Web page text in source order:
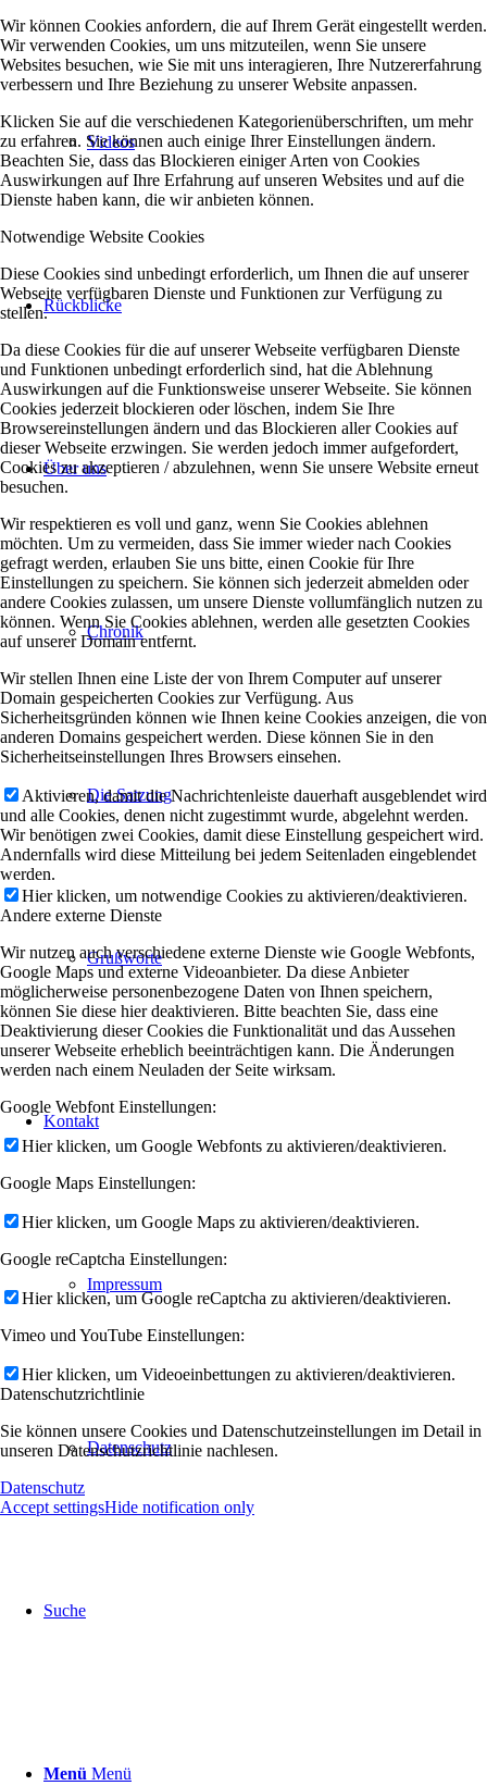
Videos
Rückblicke
Über uns
Chronik
Die Satzung
Grußworte
Kontakt
Impressum
Datenschutz
Suche
Menü Menü
Wir können Cookies anfordern, die auf Ihrem Gerät eingestellt werden.
Wir verwenden Cookies, um uns mitzuteilen, wenn Sie unsere
Websites besuchen, wie Sie mit uns interagieren, Ihre Nutzererfahrung
verbessern und Ihre Beziehung zu unserer Website anpassen.
Klicken Sie auf die verschiedenen Kategorienüberschriften, um mehr
zu erfahren. Sie können auch einige Ihrer Einstellungen ändern.
Beachten Sie, dass das Blockieren einiger Arten von Cookies
Auswirkungen auf Ihre Erfahrung auf unseren Websites und auf die
Dienste haben kann, die wir anbieten können.
Notwendige Website Cookies
Diese Cookies sind unbedingt erforderlich, um Ihnen die auf unserer
Webseite verfügbaren Dienste und Funktionen zur Verfügung zu
stellen.
Da diese Cookies für die auf unserer Webseite verfügbaren Dienste
und Funktionen unbedingt erforderlich sind, hat die Ablehnung
Auswirkungen auf die Funktionsweise unserer Webseite. Sie können
Cookies jederzeit blockieren oder löschen, indem Sie Ihre
Browsereinstellungen ändern und das Blockieren aller Cookies auf
dieser Webseite erzwingen. Sie werden jedoch immer aufgefordert,
Cookies zu akzeptieren / abzulehnen, wenn Sie unsere Website erneut
besuchen.
Wir respektieren es voll und ganz, wenn Sie Cookies ablehnen
möchten. Um zu vermeiden, dass Sie immer wieder nach Cookies
gefragt werden, erlauben Sie uns bitte, einen Cookie für Ihre
Einstellungen zu speichern. Sie können sich jederzeit abmelden oder
andere Cookies zulassen, um unsere Dienste vollumfänglich nutzen zu
können. Wenn Sie Cookies ablehnen, werden alle gesetzten Cookies
auf unserer Domain entfernt.
Wir stellen Ihnen eine Liste der von Ihrem Computer auf unserer
Domain gespeicherten Cookies zur Verfügung. Aus
Sicherheitsgründen können wie Ihnen keine Cookies anzeigen, die von
anderen Domains gespeichert werden. Diese können Sie in den
Sicherheitseinstellungen Ihres Browsers einsehen.
Aktivieren, damit die Nachrichtenleiste dauerhaft ausgeblendet wird
und alle Cookies, denen nicht zugestimmt wurde, abgelehnt werden.
Wir benötigen zwei Cookies, damit diese Einstellung gespeichert wird.
Andernfalls wird diese Mitteilung bei jedem Seitenladen eingeblendet
werden.
Hier klicken, um notwendige Cookies zu aktivieren/deaktivieren.
Andere externe Dienste
Wir nutzen auch verschiedene externe Dienste wie Google Webfonts,
Google Maps und externe Videoanbieter. Da diese Anbieter
möglicherweise personenbezogene Daten von Ihnen speichern,
können Sie diese hier deaktivieren. Bitte beachten Sie, dass eine
Deaktivierung dieser Cookies die Funktionalität und das Aussehen
unserer Webseite erheblich beeinträchtigen kann. Die Änderungen
werden nach einem Neuladen der Seite wirksam.
Google Webfont Einstellungen:
Hier klicken, um Google Webfonts zu aktivieren/deaktivieren.
Google Maps Einstellungen:
Hier klicken, um Google Maps zu aktivieren/deaktivieren.
Google reCaptcha Einstellungen:
Hier klicken, um Google reCaptcha zu aktivieren/deaktivieren.
Vimeo und YouTube Einstellungen:
Hier klicken, um Videoeinbettungen zu aktivieren/deaktivieren.
Datenschutzrichtlinie
Sie können unsere Cookies und Datenschutzeinstellungen im Detail in
unseren Datenschutzrichtlinie nachlesen.
Datenschutz
Accept settingsHide notification only